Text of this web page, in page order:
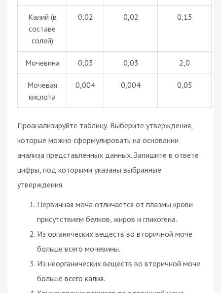
Калий (в
составе
солей)
0,02 0,02 0,15
Мочевина 0,03 0,03 2,0
Мочевая
кислота
0,004 0,004 0,05
Проанализируйте таблицу. Выберите утверждения,
которые можно сформулировать на основании
анализа представленных данных. Запишите в ответе
цифры, под которыми указаны выбранные
утверждения.
Первичная моча отличается от плазмы крови
присутствием белков, жиров и гликогена.
Из органических веществ во вторичной моче
больше всего мочевины.
Из неорганических веществ во вторичной моче
больше всего калия.